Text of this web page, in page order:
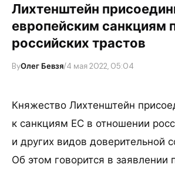
Лихтенштейн
европейским санкциям
российских трастов
ByОлег Бевзя/4 мая 2022, 05:04
Княжество Лихтенштейн
к санкциям ЕС в отношении
и других видов доверительной
Об этом говорится в заявлении